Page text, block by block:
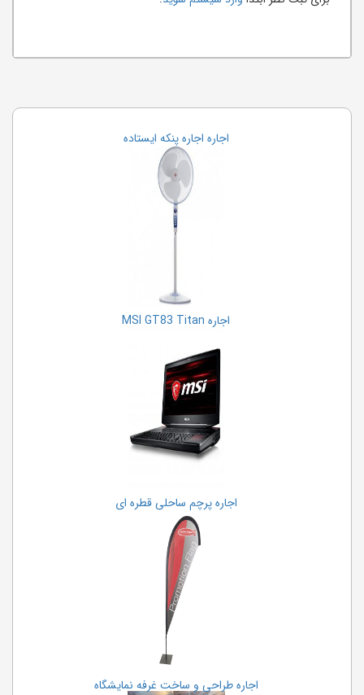
اجاره اجاره پنکه ایستاده
اجاره MSI GT83 Titan
اجاره پرچم ساحلی قطره ای
اجاره طراحی و ساخت غرفه نمایشگاه